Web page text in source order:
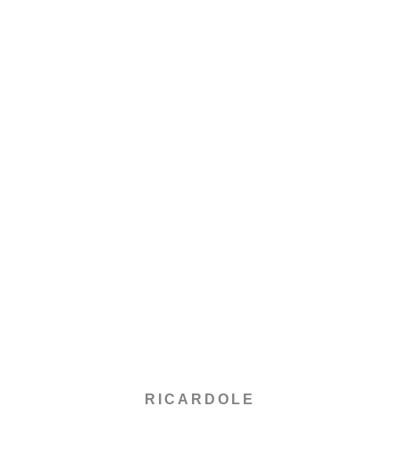
RICARDOLE